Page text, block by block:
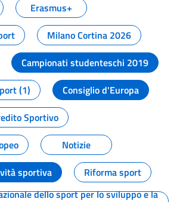
Erasmus+
Milano Cortina 2026
Campionati studenteschi 2019
(1)
Consiglio d'Europa
Sportivo
Notizie
sportiva
Riforma sport
dello sport per lo sviluppo e la